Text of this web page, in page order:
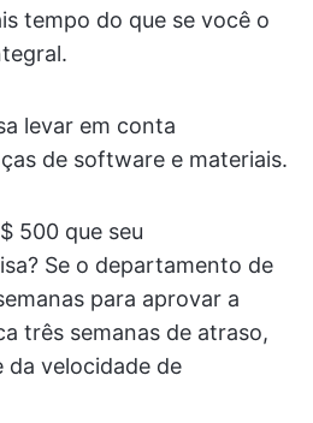
tempo do que se você o
levar em conta
de software e materiais.
500 que seu
Se o departamento de
para aprovar a
três semanas de atraso,
da velocidade de